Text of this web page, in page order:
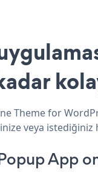
Theme for
veya
App